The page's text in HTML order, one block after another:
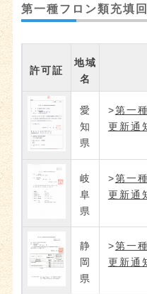
第一種フロン類充填
許可証
地域
名
愛
知
県
>第一
更新通
岐
阜
県
>第一
更新通
静
岡
県
>第一
更新通